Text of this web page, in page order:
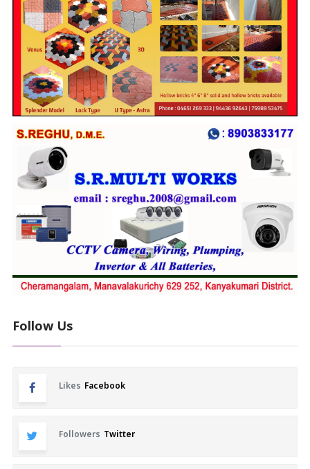
Follow Us
Likes Facebook
Followers Twitter